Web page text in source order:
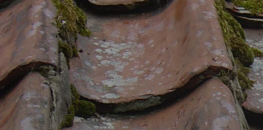
Réparation de
toiture 76
Urgence fuite
de toiture 76
de toiture
tuile 76